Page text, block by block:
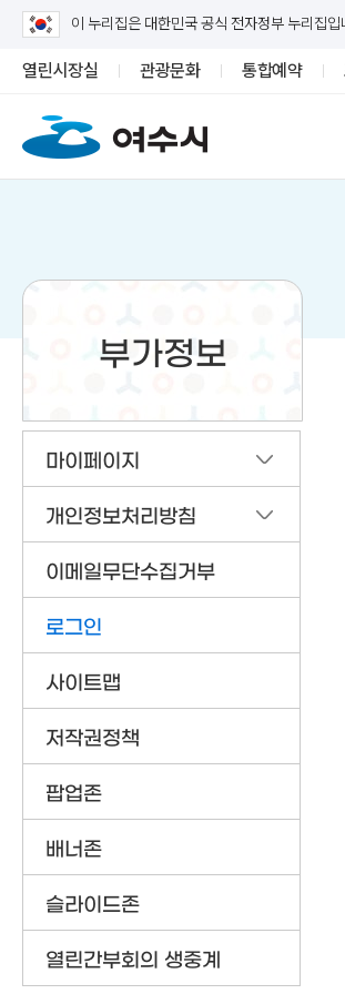
이 누리집은 대한민국 공식 전자정부 누리집입
열린시장실 관광문화 통합예약
부가정보
마이페이지
개인정보처리방침
이메일무단수집거부
로그인
사이트맵
저작권정책
팝업존
배너존
슬라이드존
열린간부회의 생중계